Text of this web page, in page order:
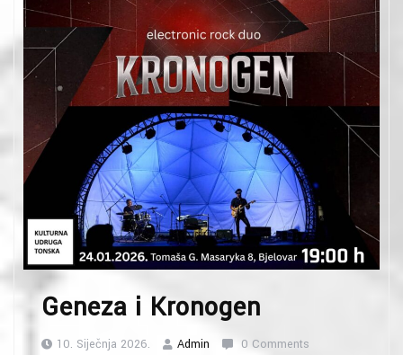
Geneza i Kronogen
10. Siječnja 2026. Admin 0 Comments